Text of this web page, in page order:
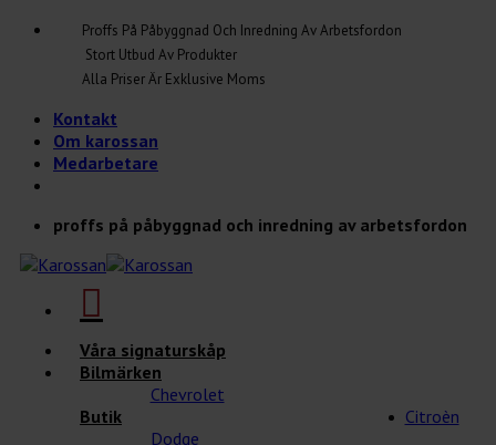
Skip
Proffs På Påbyggnad Och Inredning Av Arbetsfordon
Stort Utbud Av Produkter
Alla Priser Är Exklusive Moms
Kontakt
Om karossan
Medarbetare
proffs på påbyggnad och inredning av arbetsfordon
Våra signaturskåp
Bilmärken
Chevrolet
Citroèn
Dodge
Butik